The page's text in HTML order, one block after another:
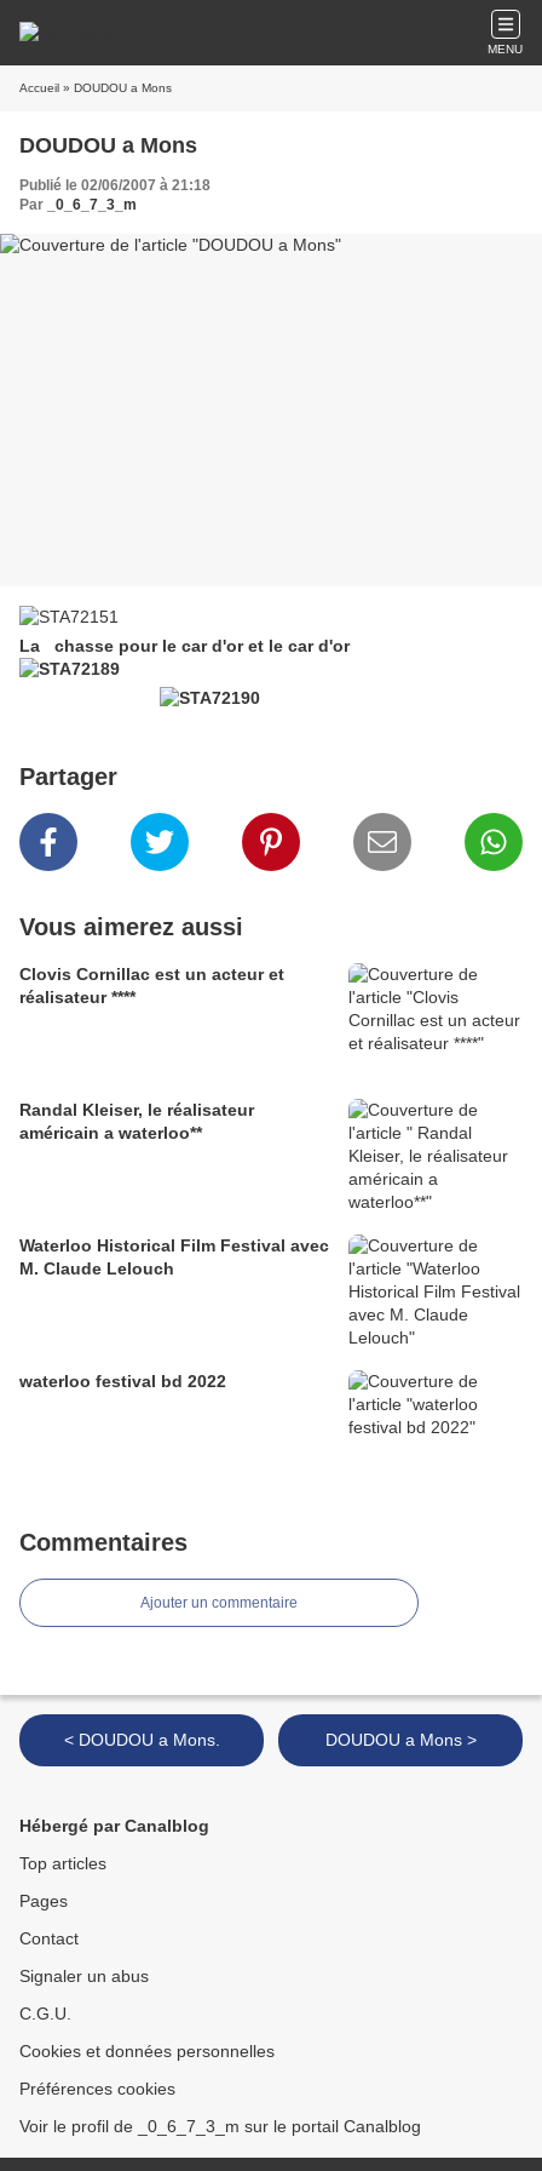
MENU
Accueil » DOUDOU a Mons
DOUDOU a Mons
Publié le 02/06/2007 à 21:18
Par
_0_6_7_3_m
La chasse pour le car d'or et le car d'or
Partager
Vous aimerez aussi
Clovis Cornillac est un acteur et
réalisateur ****
Randal Kleiser, le réalisateur
américain a waterloo**
Waterloo Historical Film Festival avec
M. Claude Lelouch
waterloo festival bd 2022
Commentaires
Ajouter un commentaire
< DOUDOU a Mons. DOUDOU a Mons >
Hébergé par Canalblog
Top articles
Pages
Contact
Signaler un abus
C.G.U.
Cookies et données personnelles
Préférences cookies
Voir le profil de _0_6_7_3_m sur le portail Canalblog